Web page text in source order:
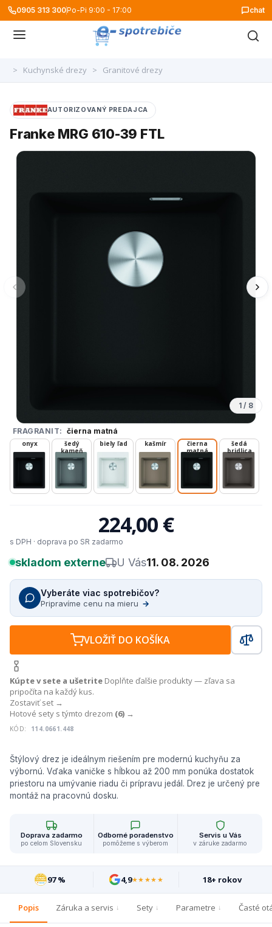
0905 313 300Po-Pi 9:00 - 17:00 chat
> Kuchynské drezy > Granitové drezy
1 / 8
AUTORIZOVANÝ PREDAJCA
Franke MRG 610-39 FTL
Štýlový drez je ideálnym riešením pre modernú kuchyňu za
výbornú. Vďaka vaničke s hĺbkou až 200 mm ponúka dostatok
priestoru na umývanie riadu či prípravu jedál. Drez je určený pre
montáž na pracovnú dosku.
FRAGRANIT: čierna matná
onyx
šedý
kameň
biely ľad kašmír
čierna
matná
šedá
bridlica
224,00 €
s DPH · doprava po SR zadarmo
skladom externe U Vás11. 08. 2026
Vyberáte viac spotrebičov?
Pripravíme cenu na mieru →
VLOŽIŤ DO KOŠÍKA
Kúpte v sete a ušetrite Doplňte ďalšie produkty — zľava sa
pripočíta na každý kus.
Zostaviť set →
Hotové sety s týmto drezom (6) →
KÓD: 114.0661.448
Doprava zadarmo
po celom Slovensku
Odborné poradenstvo
pomôžeme s výberom
Servis u Vás
v záruke zadarmo
97 % 4,9★★★★★ 18+ rokov
Popis Záruka a servis Sety Parametre Časté